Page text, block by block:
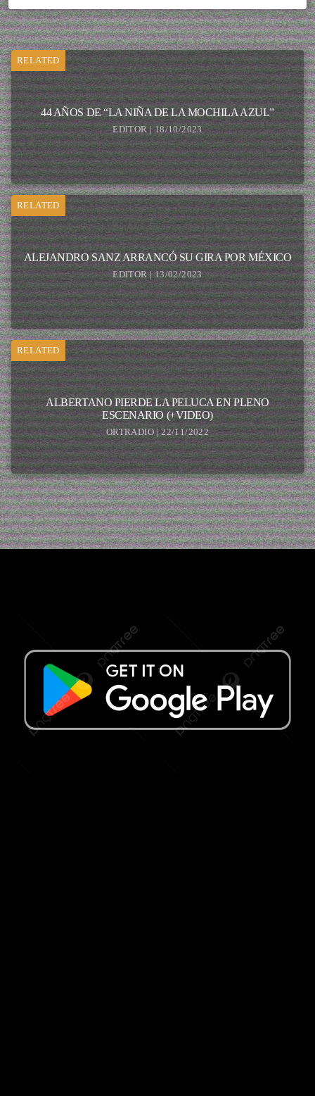
RELATED
44 AÑOS DE “LA NIÑA DE LA MOCHILA AZUL”
EDITOR | 18/10/2023
RELATED
ALEJANDRO SANZ ARRANCÓ SU GIRA POR MÉXICO
EDITOR | 13/02/2023
RELATED
ALBERTANO PIERDE LA PELUCA EN PLENO
ESCENARIO (+VIDEO)
ORTRADIO | 22/11/2022